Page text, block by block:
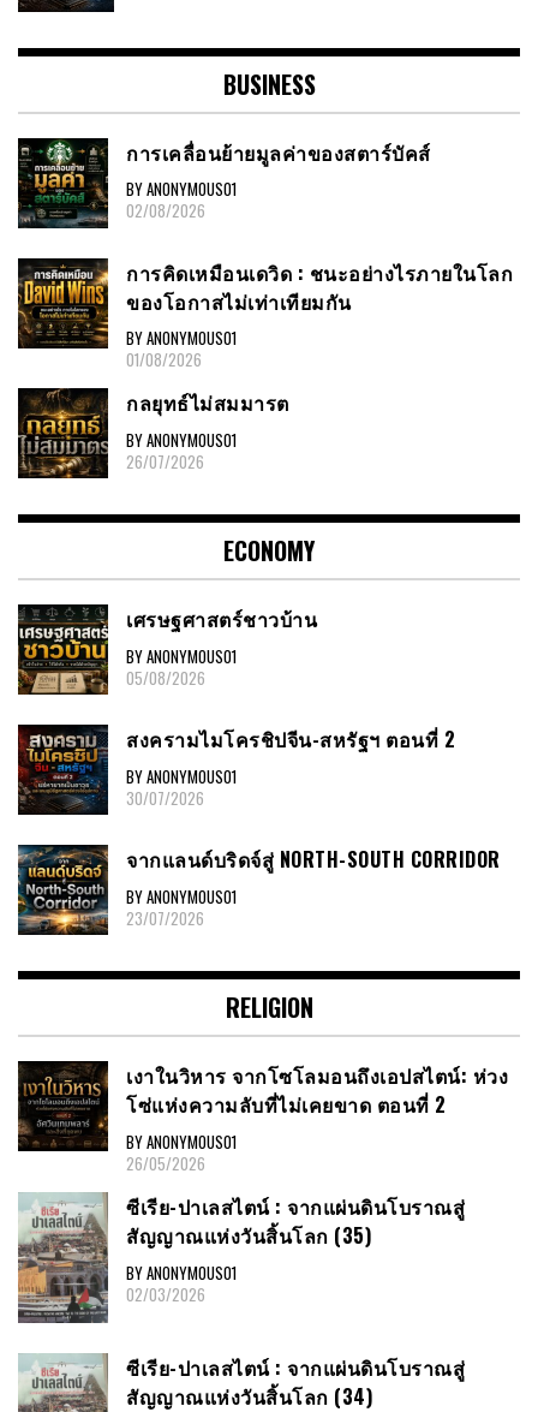
BUSINESS
การเคลื่อนย้ายมูลค่าของสตาร์บัคส์
BY ANONYMOUS01
02/08/2026
การคิดเหมือนเดวิด : ชนะอย่างไรภายในโลก
ของโอกาสไม่เท่าเทียมกัน
BY ANONYMOUS01
01/08/2026
กลยุทธ์ไม่สมมารต
BY ANONYMOUS01
26/07/2026
ECONOMY
เศรษฐศาสตร์ชาวบ้าน
BY ANONYMOUS01
05/08/2026
สงครามไมโครชิปจีน-สหรัฐฯ ตอนที่ 2
BY ANONYMOUS01
30/07/2026
จากแลนด์บริดจ์สู่ NORTH-SOUTH CORRIDOR
BY ANONYMOUS01
23/07/2026
RELIGION
เงาในวิหาร จากโซโลมอนถึงเอปสไตน์: ห่วง
โซ่แห่งความลับที่ไม่เคยขาด ตอนที่ 2
BY ANONYMOUS01
26/05/2026
ซีเรีย​-ปาเลสไตน์​ : จากแผ่นดินโบราณสู่
สัญญาณ​แห่งวันสิ้นโลก​ (35)
BY ANONYMOUS01
02/03/2026
ซีเรีย​-ปาเลสไตน์​ : จากแผ่นดินโบราณสู่
สัญญาณ​แห่งวันสิ้นโลก​ (34)